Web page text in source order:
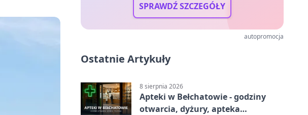
SPRAWDŹ SZCZEGÓŁY
autopromocja
Ostatnie Artykuły
8 sierpnia 2026
Apteki w Bełchatowie - godziny
otwarcia, dyżury, apteka